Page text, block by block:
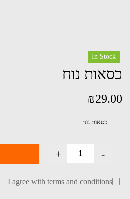
In Stock
כסאות נוח
₪29.00
כסאות נוח
-
+
I agree with terms and conditions